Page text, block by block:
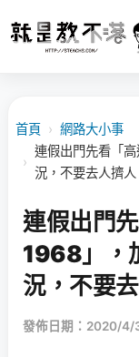
首頁 › 網路大小事
›
連假出門先看「
況，不要去人擠人
連假出門
1968」，
況，不要
發佈日期：2020/4/